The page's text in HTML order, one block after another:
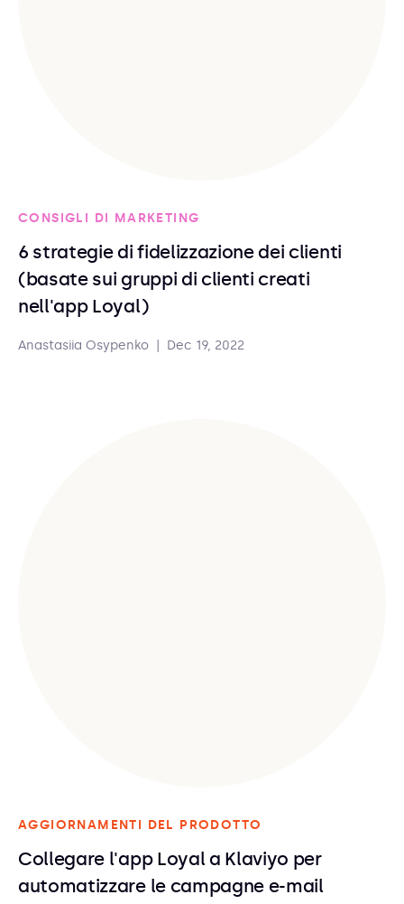
CONSIGLI DI MARKETING
6 strategie di fidelizzazione dei clienti
(basate sui gruppi di clienti creati
nell'app Loyal)
Anastasiia Osypenko Dec 19, 2022
AGGIORNAMENTI DEL PRODOTTO
Collegare l'app Loyal a Klaviyo per
automatizzare le campagne e-mail